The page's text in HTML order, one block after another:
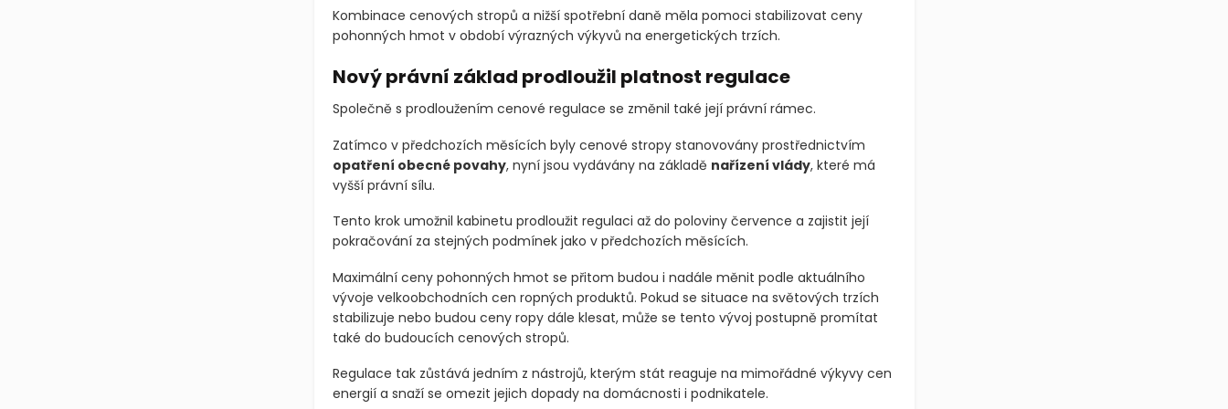
Kombinace cenových stropů a nižší spotřební daně měla pomoci stabilizovat ceny
pohonných hmot v období výrazných výkyvů na energetických trzích.
Nový právní základ prodloužil platnost regulace
Společně s prodloužením cenové regulace se změnil také její právní rámec.
Zatímco v předchozích měsících byly cenové stropy stanovovány prostřednictvím
opatření obecné povahy, nyní jsou vydávány na základě nařízení vlády, které má
vyšší právní sílu.
Tento krok umožnil kabinetu prodloužit regulaci až do poloviny července a zajistit její
pokračování za stejných podmínek jako v předchozích měsících.
Maximální ceny pohonných hmot se přitom budou i nadále měnit podle aktuálního
vývoje velkoobchodních cen ropných produktů. Pokud se situace na světových trzích
stabilizuje nebo budou ceny ropy dále klesat, může se tento vývoj postupně promítat
také do budoucích cenových stropů.
Regulace tak zůstává jedním z nástrojů, kterým stát reaguje na mimořádné výkyvy cen
energií a snaží se omezit jejich dopady na domácnosti i podnikatele.